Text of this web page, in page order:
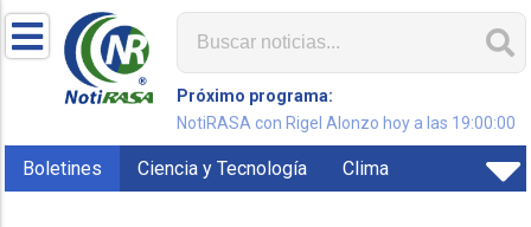
Próximo programa:
NotiRASA con Rigel Alonzo hoy a las 19:00:00
Boletines Ciencia y Tecnología Clima